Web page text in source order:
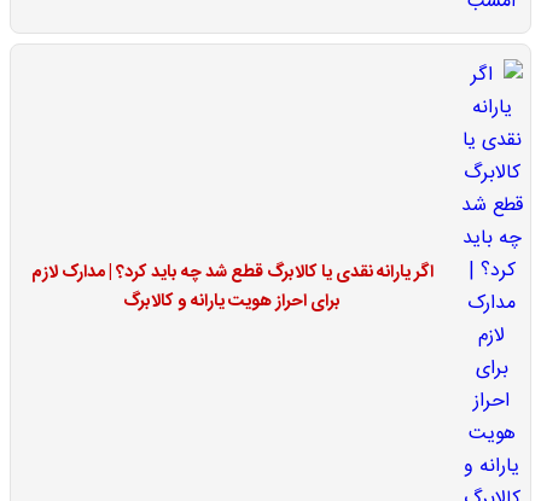
اگر یارانه نقدی یا کالابرگ قطع شد چه باید کرد؟ | مدارک لازم
برای احراز هویت یارانه و کالابرگ